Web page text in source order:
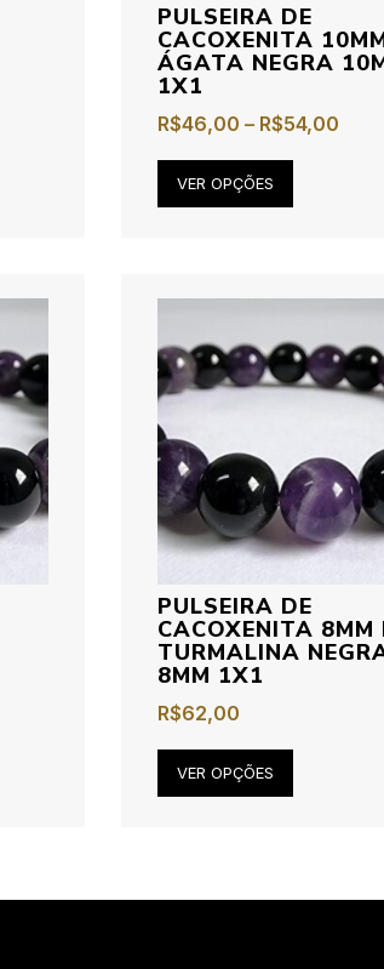
PULSEIRA DE
CACOXENITA
ÁGATA NEGRA
1X1
R$46,00 – R$54,00
VER OPÇÕES
PULSEIRA DE
CACOXENITA 8MM
TURMALINA
8MM 1X1
R$62,00
VER OPÇÕES